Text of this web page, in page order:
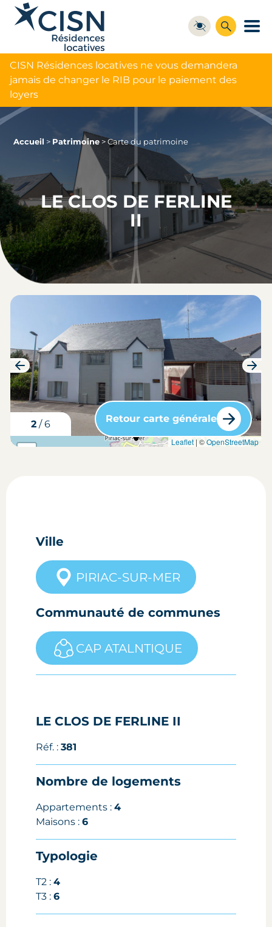
CISN Résidences locatives ne vous demandera
jamais de changer le RIB pour le paiement des
loyers
Accueil > Patrimoine >Carte du patrimoine
LE CLOS DE FERLINE
II
3 /6
carte situation du bien Leaflet| ©OpenStreetMap
Retour carte générale
Ville
PIRIAC-SUR-MER
Communauté de communes
CAP ATALNTIQUE
LE CLOS DE FERLINE II
Réf. :381
Nombre de logements
Appartements :4
Maisons :6
Typologie
T2 :4
T3 :6